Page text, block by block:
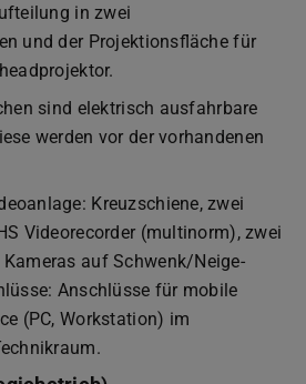
in zwei
und der Projektionsfläche für
sind elektrisch ausfahrbare
werden vor der vorhandenen
Kreuzschiene, zwei
Videorecorder (multinorm), zwei
auf Schwenk/Neige-
Anschlüsse für mobile
(PC, Workstation) im